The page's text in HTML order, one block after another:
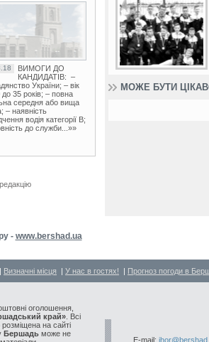
ВИМОГИ ДО
КАНДИДАТІВ: –
України; – вік
до 35 років; – повна
середня або вища
– наявність
водія категорії В;
до служби...»»
МОЖЕ БУТИ
- www.bershad.ua
| Визначні місця | У нас в гостях! | Прогноз погоди в
оголошення,
край» . Всі
на сайті
Бершадь може не
E-mail: